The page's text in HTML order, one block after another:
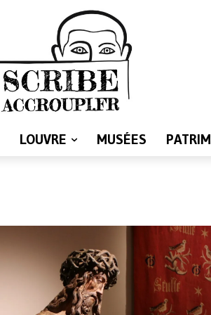
LOUVRE MUSÉES